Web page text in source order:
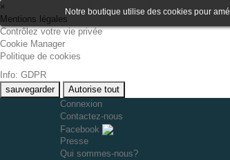
×
Mentions légales
Contrôlez votre vie privée
Cookie Manager
Politique de cookies
Info: GDPR
sauvegarder
Autorise tout
Connexion
Contactez-nous
Facebook
Presse
Qui sommes-nous?
Notre boutique utilise des cookies pour